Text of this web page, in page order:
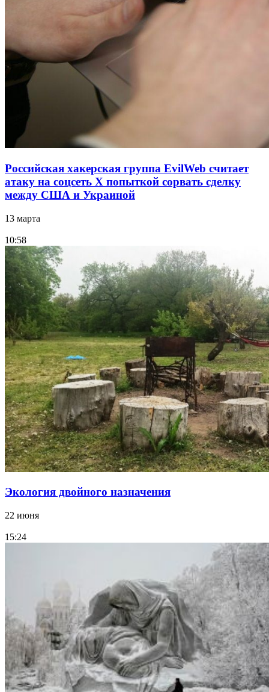
Российская хакерская группа EvilWeb считает
атаку на соцсеть Х попыткой сорвать сделку
между США и Украиной
13 марта
10:58
Экология двойного назначения
22 июня
15:24